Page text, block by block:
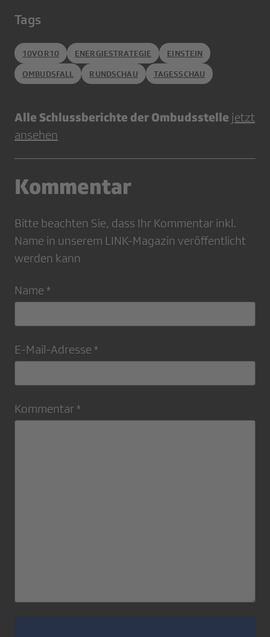
Tags
10VOR10 ENERGIESTRATEGIE EINSTEIN
OMBUDSFALL RUNDSCHAU TAGESSCHAU
Alle Schlussberichte der Ombudsstelle jetzt
ansehen
Kommentar
Bitte beachten Sie, dass Ihr Kommentar inkl.
Name in unserem LINK-Magazin veröffentlicht
werden kann
Name *
E-Mail-Adresse *
Kommentar *